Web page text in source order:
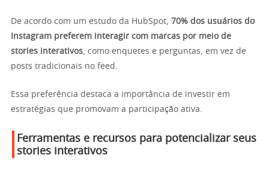
De acordo com um estudo da HubSpot, 70% dos usuários do
Instagram preferem interagir com marcas por meio de
stories interativos , como enquetes e perguntas, em vez de
posts tradicionais no feed.
Essa preferência destaca a importância de investir em
estratégias que promovam a participação ativa.
Ferramentas e recursos para potencializar seus
stories interativos